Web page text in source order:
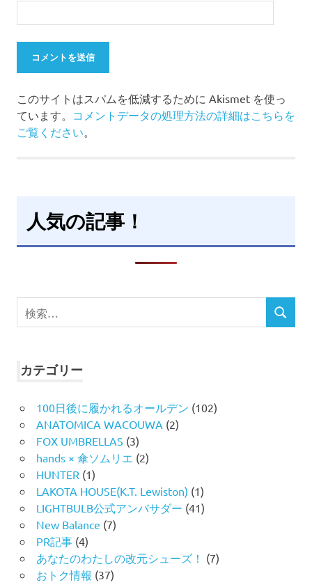
このサイトはスパムを低減するために Akismet を使っ
ています。 コメントデータの処理方法の詳細はこちらを
ご覧ください。
人気の記事！
検
索
検
カテゴリー
100日後に履かれるオールデン (102)
ANATOMICA WACOUWA (2)
FOX UMBRELLAS (3)
hands × 傘ソムリエ (2)
HUNTER (1)
LAKOTA HOUSE(K.T. Lewiston) (1)
LIGHTBULB公式アンバサダー (41)
New Balance (7)
PR記事(4)
あなたのわたしの改元シューズ！ (7)
おトク情報 (37)